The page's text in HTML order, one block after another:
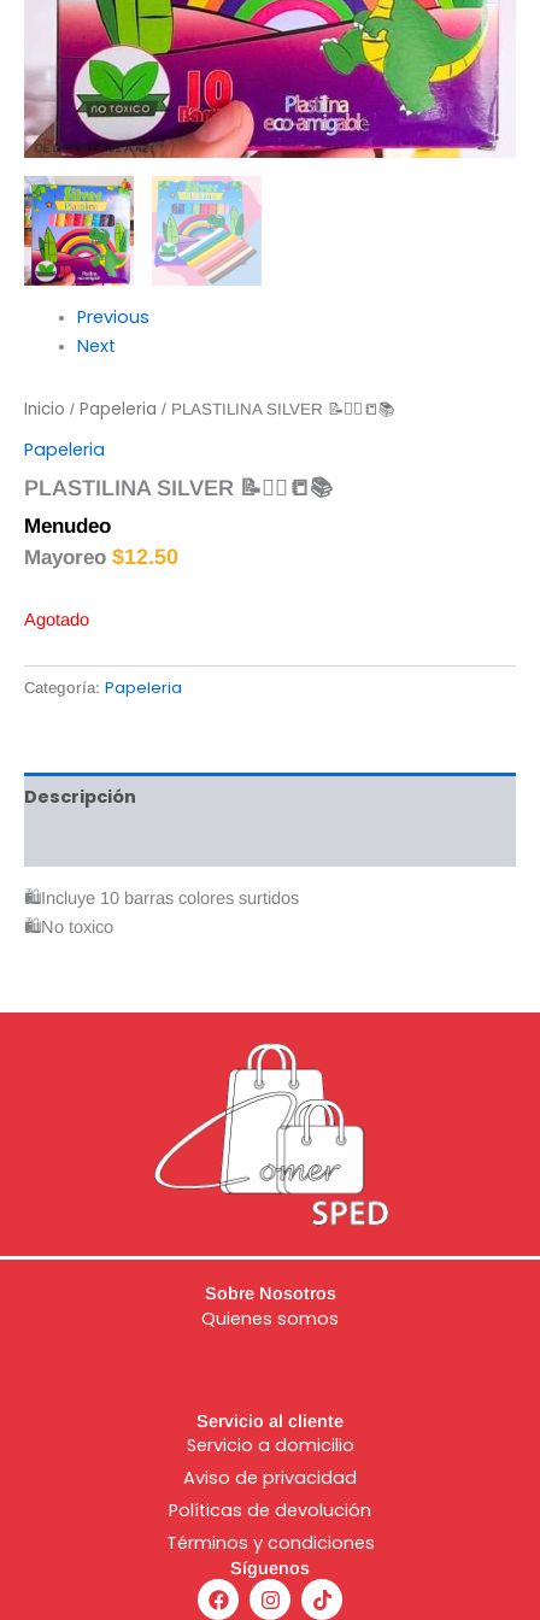
Previous
Next
Inicio / Papeleria / PLASTILINA SILVER 📝✍🏻📒📚
Papeleria
PLASTILINA SILVER 📝✍🏻📒📚
Menudeo
Mayoreo $12.50
Agotado
Categoría: Papeleria
Descripción
🛍Incluye 10 barras colores surtidos
🛍No toxico
Sobre Nosotros
Quienes somos
Servicio al cliente
Servicio a domicilio
Aviso de privacidad
Políticas de devolución
Términos y condiciones
Síguenos
F
a
I
n
T
i